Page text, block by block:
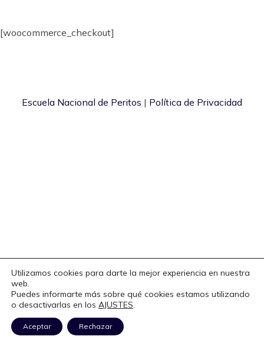
[woocommerce_checkout]
Escuela Nacional de Peritos | Política de Privacidad
Utilizamos cookies para darte la mejor experiencia en nuestra
web.
Puedes informarte más sobre qué cookies estamos utilizando
o desactivarlas en los AJUSTES.
Aceptar Rechazar